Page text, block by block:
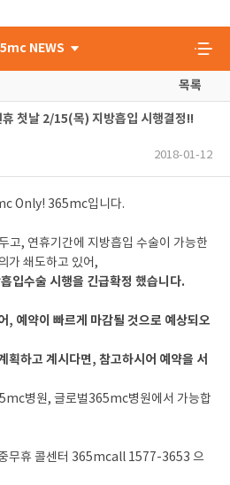
NEWS
목록
첫날 2/15(목) 지방흡입 시행결정!!
2018-01-12
Only! 365mc입니다.
고, 연휴기간에 지방흡입 수술이 가능한
가 쇄도하고 있어,
입수술 시행을 긴급확정 했습니다.
, 예약이 빠르게 마감될 것으로 예상되오
획하고 계시다면, 참고하시어 예약을 서
병원, 글로벌365mc병원에서 가능합
무휴 콜센터 365mcall 1577-3653 으